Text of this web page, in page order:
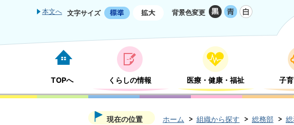
本文へ 文字サイズ 背景色変更
TOPへ くらしの情報 医療・健康・福祉 子
現在の位置 ホーム 組織から探す 総務部